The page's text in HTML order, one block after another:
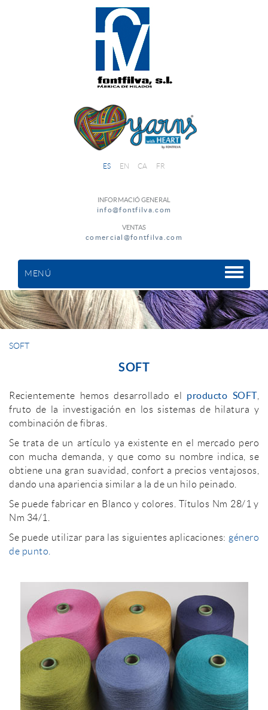
ES EN CA FR
INFORMACIÓ GENERAL
info@fontfilva.com
VENTAS
comercial@fontfilva.com
MENÚ
SOFT
SOFT
Recientemente hemos desarrollado el producto SOFT,
fruto de la investigación en los sistemas de hilatura y
combinación de fibras.
Se trata de un artículo ya existente en el mercado pero
con mucha demanda, y que como su nombre indica, se
obtiene una gran suavidad, confort a precios ventajosos,
dando una apariencia similar a la de un hilo peinado.
Se puede fabricar en Blanco y colores. Títulos Nm 28/1 y
Nm 34/1.
Se puede utilizar para las siguientes aplicaciones: género
de punto.